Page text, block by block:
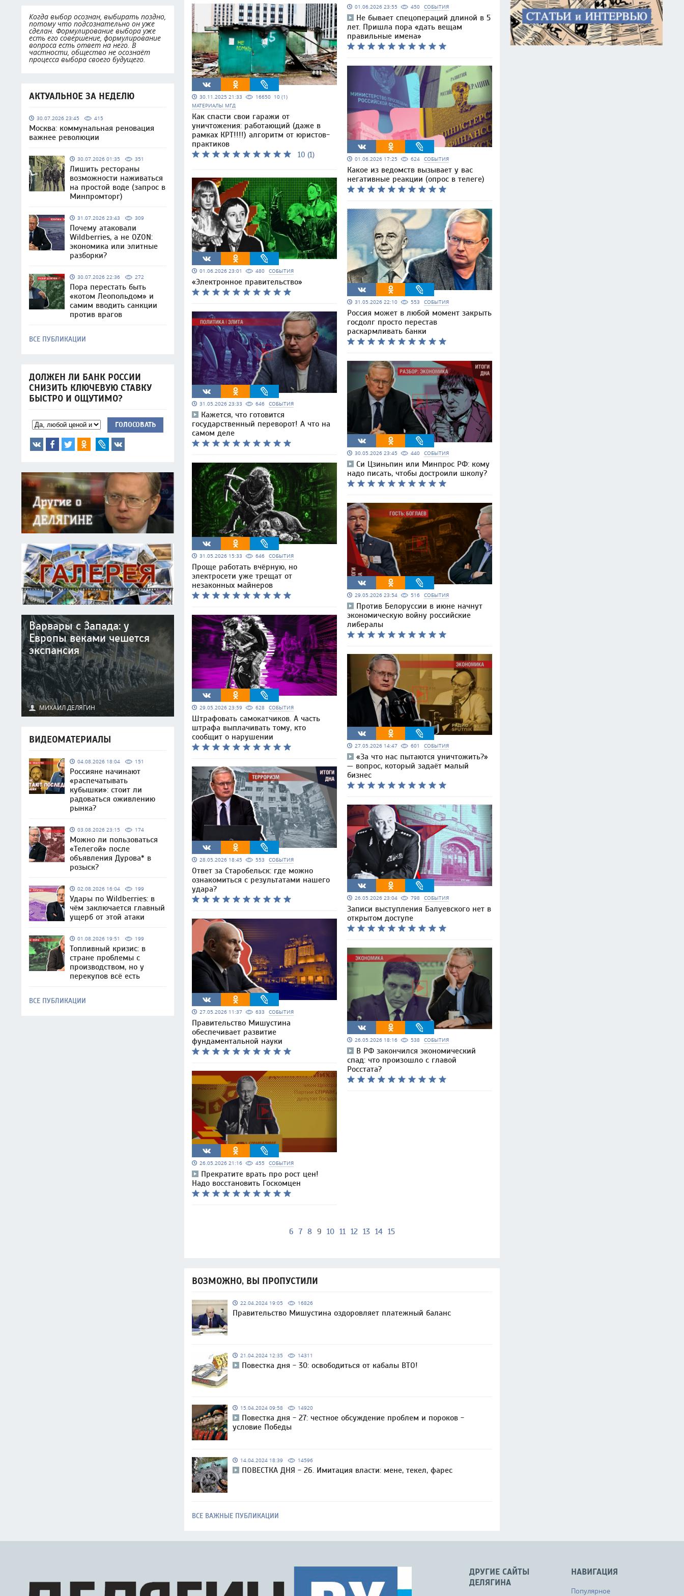
Когда выбор осознан, выбирать поздно,
потому что подсознательно он уже
сделан. Формулирование выбора уже
есть его совершение, формулирование
вопроса есть ответ на него. В
частности, общество не осознаёт
процесса выбора своего будущего.
АКТУАЛЬНОЕ ЗА НЕДЕЛЮ
30.07.2026 23:45 415
Москва: коммунальная реновация
важнее революции
30.07.2026 01:35 351
Лишить рестораны
возможности наживаться
на простой воде (запрос в
Минпромторг)
31.07.2026 23:43 309
Почему атаковали
Wildberries, а не OZON:
экономика или элитные
разборки?
30.07.2026 22:36 272
Пора перестать быть
«котом Леопольдом» и
самим вводить санкции
против врагов
ВСЕ ПУБЛИКАЦИИ
ДОЛЖЕН ЛИ БАНК РОССИИ
СНИЗИТЬ КЛЮЧЕВУЮ СТАВКУ
БЫСТРО И ОЩУТИМО?
ГОЛОСОВАТЬ
Варвары с Запада: у
Европы веками чешется
экспансия
МИХАИЛ ДЕЛЯГИН
ВИДЕОМАТЕРИАЛЫ
04.08.2026 18:04 151
Россияне начинают
«распечатывать
кубышки»: стоит ли
радоваться оживлению
рынка?
03.08.2026 23:15 174
Можно ли пользоваться
«Телегой» после
объявления Дурова* в
розыск?
02.08.2026 16:04 199
Удары по Wildberries: в
чём заключается главный
ущерб от этой атаки
01.08.2026 19:51 199
Топливный кризис: в
стране проблемы с
производством, но у
перекупов всё есть
ВСЕ ПУБЛИКАЦИИ
30.11.2025 21:33 16650 10 (1)
МАТЕРИАЛЫ МГД
Как спасти свои гаражи от
уничтожения: работающий (даже в
рамках КРТ!!!!) алгоритм от юристов-
практиков
10 (1)
01.06.2026 23:01 480 СОБЫТИЯ
«Электронное правительство»
31.05.2026 23:33 646 СОБЫТИЯ
Кажется, что готовится
государственный переворот! А что на
самом деле
31.05.2026 15:33 646 СОБЫТИЯ
Проще работать вчёрную, но
электросети уже трещат от
незаконных майнеров
29.05.2026 23:59 628 СОБЫТИЯ
Штрафовать самокатчиков. А часть
штрафа выплачивать тому, кто
сообщит о нарушении
28.05.2026 18:45 553 СОБЫТИЯ
Ответ за Старобельск: где можно
ознакомиться с результатами нашего
удара?
27.05.2026 11:37 633 СОБЫТИЯ
Правительство Мишустина
обеспечивает развитие
фундаментальной науки
26.05.2026 21:16 455 СОБЫТИЯ
Прекратите врать про рост цен!
Надо восстановить Госкомцен
01.06.2026 23:55 450 СОБЫТИЯ
Не бывает спецопераций длиной в 5
лет. Пришла пора «дать вещам
правильные имена»
01.06.2026 17:25 624 СОБЫТИЯ
Какое из ведомств вызывает у вас
негативные реакции (опрос в телеге)
31.05.2026 22:10 553 СОБЫТИЯ
Россия может в любой момент закрыть
госдолг просто перестав
раскармливать банки
30.05.2026 23:45 440 СОБЫТИЯ
Си Цзиньпин или Минпрос РФ: кому
надо писать, чтобы достроили школу?
29.05.2026 23:54 516 СОБЫТИЯ
Против Белоруссии в июне начнут
экономическую войну российские
либералы
27.05.2026 14:47 601 СОБЫТИЯ
«За что нас пытаются уничтожить?»
— вопрос, который задаёт малый
бизнес
26.05.2026 23:04 798 СОБЫТИЯ
Записи выступления Балуевского нет в
открытом доступе
26.05.2026 18:16 538 СОБЫТИЯ
В РФ закончился экономический
спад: что произошло с главой
Росстата?
6 7 8 9 10 11 12 13 14 15
ВОЗМОЖНО, ВЫ ПРОПУСТИЛИ
22.04.2024 19:05 16826
Правительство Мишустина оздоровляет платежный баланс
21.04.2024 12:35 14311
Повестка дня - 30: освободиться от кабалы ВТО!
15.04.2024 09:58 14920
Повестка дня - 27: честное обсуждение проблем и пороков -
условие Победы
14.04.2024 18:39 14596
ПОВЕСТКА ДНЯ - 26. Имитация власти: мене, текел, фарес
ВСЕ ВАЖНЫЕ ПУБЛИКАЦИИ
НАВИГАЦИЯ
Популярное
ДРУГИЕ САЙТЫ
ДЕЛЯГИНА